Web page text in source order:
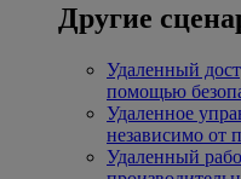
Другие
Удаленный
помощью
Удаленное
независимо от
Удаленный